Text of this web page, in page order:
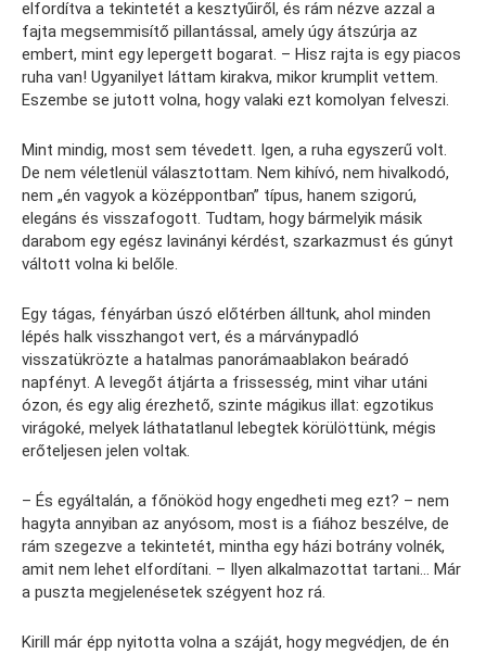
elfordítva a tekintetét a kesztyűiről, és rám nézve azzal a
fajta megsemmisítő pillantással, amely úgy átszúrja az
embert, mint egy lepergett bogarat. – Hisz rajta is egy piacos
ruha van! Ugyanilyet láttam kirakva, mikor krumplit vettem.
Eszembe se jutott volna, hogy valaki ezt komolyan felveszi.
Mint mindig, most sem tévedett. Igen, a ruha egyszerű volt.
De nem véletlenül választottam. Nem kihívó, nem hivalkodó,
nem „én vagyok a középpontban” típus, hanem szigorú,
elegáns és visszafogott. Tudtam, hogy bármelyik másik
darabom egy egész lavinányi kérdést, szarkazmust és gúnyt
váltott volna ki belőle.
Egy tágas, fényárban úszó előtérben álltunk, ahol minden
lépés halk visszhangot vert, és a márványpadló
visszatükrözte a hatalmas panorámaablakon beáradó
napfényt. A levegőt átjárta a frissesség, mint vihar utáni
ózon, és egy alig érezhető, szinte mágikus illat: egzotikus
virágoké, melyek láthatatlanul lebegtek körülöttünk, mégis
erőteljesen jelen voltak.
– És egyáltalán, a főnököd hogy engedheti meg ezt? – nem
hagyta annyiban az anyósom, most is a fiához beszélve, de
rám szegezve a tekintetét, mintha egy házi botrány volnék,
amit nem lehet elfordítani. – Ilyen alkalmazottat tartani… Már
a puszta megjelenésetek szégyent hoz rá.
Kirill már épp nyitotta volna a száját, hogy megvédjen, de én